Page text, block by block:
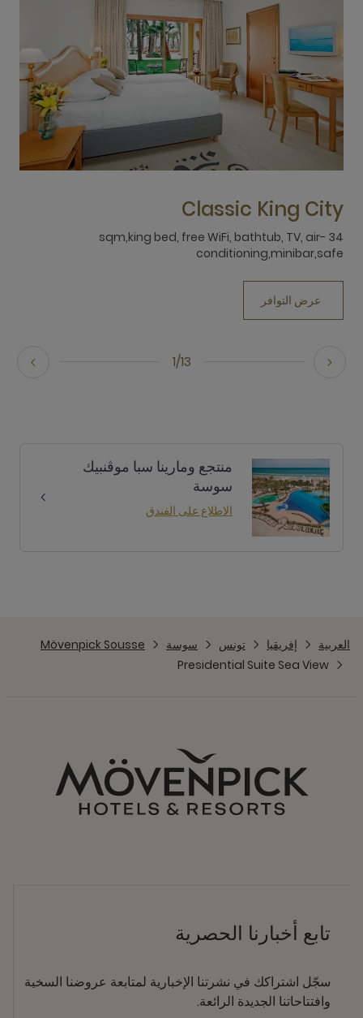
1/13
Classic King City
34 sqm,king bed, free WiFi, bathtub, TV, air-
conditioning,minibar,safe
عرض التوافر
منتجع ومارينا سبا موڤنبيك
سوسة
الاطلاع على الفندق
العربية إفريقيا تونس سوسة
Mövenpick Sousse
Presidential Suite Sea View
تابع أخبارنا الحصرية
سجّل اشتراكك في نشرتنا الإخبارية لمتابعة عروضنا السخية
وافتتاحاتنا الجديدة الرائعة.